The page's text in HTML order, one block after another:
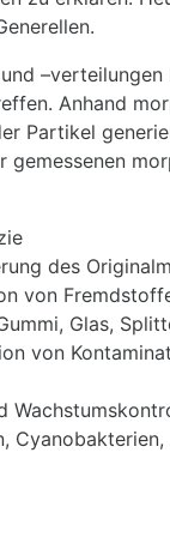
Anhand
Partikel
des
von
Glas,
von